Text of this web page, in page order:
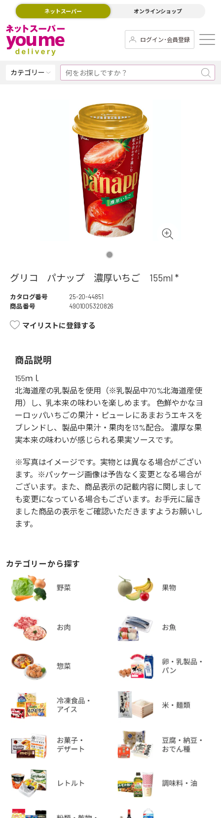
ネットスーパー オンラインショップ
ログイン･会員登録
カテゴリー
グリコ パナップ 濃厚いちご 155ml *
カタログ番号
25-20-44851
商品番号
4901005320826
マイリストに登録する
商品説明
155ｍｌ
北海道産の乳製品を使用（※乳製品中70%北海道産使
用）し、乳本来の味わいを楽しめます。 色鮮やかなヨ
ーロッパいちごの果汁・ピューレにあまおうエキスを
ブレンドし、製品中果汁・果肉を13%配合。 濃厚な果
実本来の味わいが感じられる果実ソースです。
※写真はイメージです。実物とは異なる場合がござい
ます。※パッケージ画像は予告なく変更となる場合が
ございます。また、商品表示の記載内容に関しまして
も変更になっている場合もございます。お手元に届き
ました商品の表示をご確認いただきますようお願いし
ます。
カテゴリーから探す